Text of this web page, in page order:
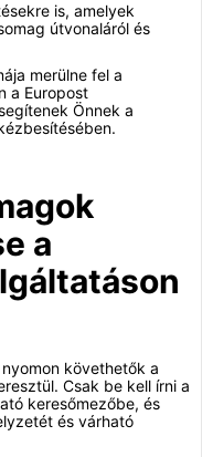
is, amelyek
útvonaláról és
merülne fel a
a Europost
Önnek a
a
követhetők a
Csak be kell írni a
keresőmezőbe, és
és várható